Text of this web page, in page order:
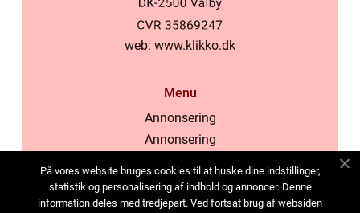
web: www.klikko.dk
Menu
Annonsering
Annonsering
Cookies
Kontakta oss
På vores website bruges cookies til at huske dine indstillinger,
statistik og personalisering af indhold og annoncer. Denne
information deles med tredjepart. Ved fortsat brug af websiden